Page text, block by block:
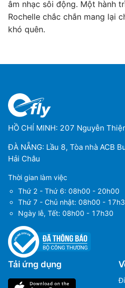
âm nhạc sôi động. Một hành
Rochelle chắc chắn mang lại
khó quên.
HỒ CHÍ MINH: 207 Nguyễn
ĐÀ NẴNG: Lầu 8, Tòa nhà ACB
Hải Châu
Thời gian làm việc
Thứ 2 - Thứ 6: 08h00 - 20h00
Thứ 7 - Chủ nhật: 08h00 -
Ngày lễ, Tết: 08h00 - 17h30
Tải ứng dụng